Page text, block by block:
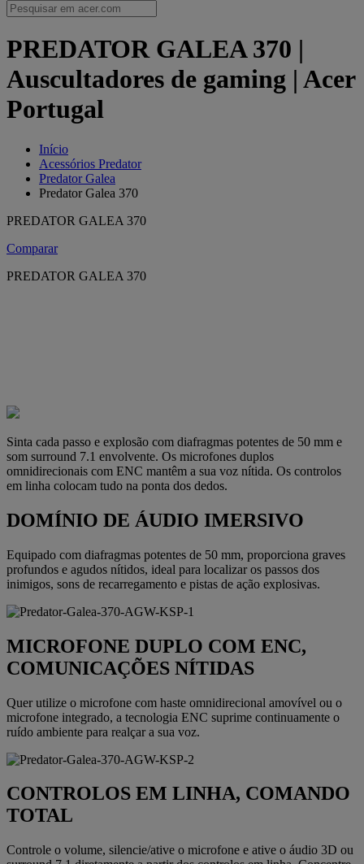
PREDATOR GALEA 370 |
Auscultadores de gaming | Acer
Portugal
Início
Acessórios Predator
Predator Galea
Predator Galea 370
PREDATOR GALEA 370
Comparar
PREDATOR GALEA 370
Sinta cada passo e explosão com diafragmas potentes de 50 mm e
som surround 7.1 envolvente. Os microfones duplos
omnidirecionais com ENC mantêm a sua voz nítida. Os controlos
em linha colocam tudo na ponta dos dedos.
DOMÍNIO DE ÁUDIO IMERSIVO
Equipado com diafragmas potentes de 50 mm, proporciona graves
profundos e agudos nítidos, ideal para localizar os passos dos
inimigos, sons de recarregamento e pistas de ação explosivas.
MICROFONE DUPLO COM ENC,
COMUNICAÇÕES NÍTIDAS
Quer utilize o microfone com haste omnidirecional amovível ou o
microfone integrado, a tecnologia ENC suprime continuamente o
ruído ambiente para realçar a sua voz.
CONTROLOS EM LINHA, COMANDO
TOTAL
Controle o volume, silencie/ative o microfone e ative o áudio 3D ou